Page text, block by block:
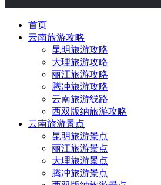
首页
云南旅游攻略
昆明旅游攻略
大理旅游攻略
丽江旅游攻略
腾冲旅游攻略
云南旅游线路
西双版纳旅游攻略
云南旅游景点
昆明旅游景点
丽江旅游景点
大理旅游景点
腾冲旅游景点